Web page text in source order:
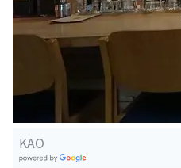
KAO